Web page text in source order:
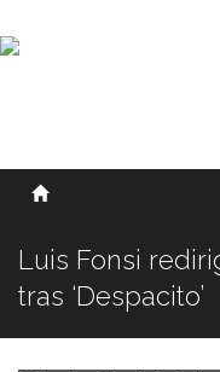
SOBRE NOSOTROS
Luis Fonsi
tras ‘Despacito’